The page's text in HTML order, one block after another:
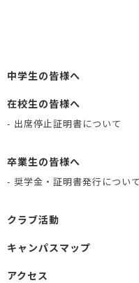
中学生の皆様へ
在校生の皆様へ
- 出席停止証明書について
卒業生の皆様へ
- 奨学金・証明書発行について
クラブ活動
キャンパスマップ
アクセス